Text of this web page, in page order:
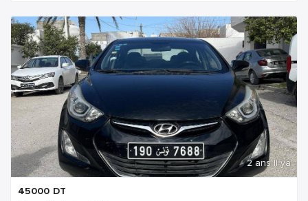
2 ans Il ya
45000 DT